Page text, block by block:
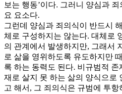
보는 행동’이다. 그러니 양심과
요 요소다.
그런데 양심과 죄의식이 반드시
체로 구성하지는 않는다. 대체로
의 관계에서 발생하지만, 그래서
로 삶을 영위하도록 유도하지만
록 하는 동력도 된다. 비규범적
재로 살지 못 하는 삶의 양식으로
고 해서, 그 죄의식은 규범에 투